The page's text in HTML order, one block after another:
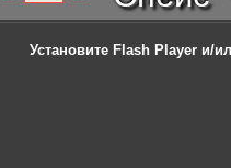
Установите Flash Player и/